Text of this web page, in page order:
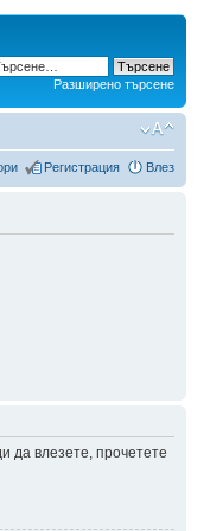
Разширено търсене
Регистрация Влез
да влезете, прочетете